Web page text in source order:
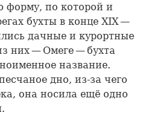
форму, по которой и
бухты в конце XIX —
дачные и курортные
них — Омеге — бухта
название.
дно, из-за чего
она носила ещё одно